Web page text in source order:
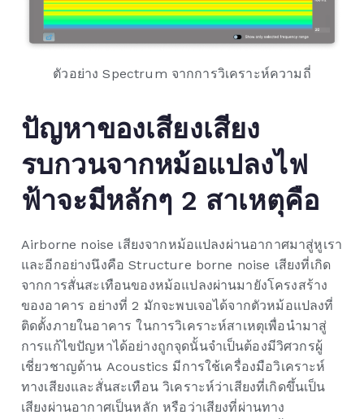
ตัวอย่าง Spectrum จากการวิเคราะห์ความถี่
ปัญหาของเสียงเสียง
รบกวนจากหม้อแปลงไฟ
ฟ้าจะมีหลักๆ 2 สาเหตุคือ
Airborne noise เสียงจากหม้อแปลงผ่านอากาศมาสู่หูเรา
และอีกอย่างนึงคือ Structure borne noise เสียงที่เกิด
จากการสั่นสะเทือนของหม้อแปลงผ่านมายังโครงสร้าง
ของอาคาร อย่างที่ 2 มักจะพบเจอได้จากตัวหม้อแปลงที่
ติดตั้งภายในอาคาร ในการวิเคราะห์สาเหตุเพื่อนำมาสู่
การแก้ไขปัญหาได้อย่างถูกจุดนั้นจำเป็นต้องมีวิศวกรผู้
เชี่ยวชาญด้าน Acoustics มีการใช้เครื่องมือวิเคราะห์
ทางเสียงและสั่นสะเทือน วิเคราะห์ว่าเสียงที่เกิดขึ้นเป็น
เสียงผ่านอากาศเป็นหลัก หรือว่าเสียงที่ผ่านทาง